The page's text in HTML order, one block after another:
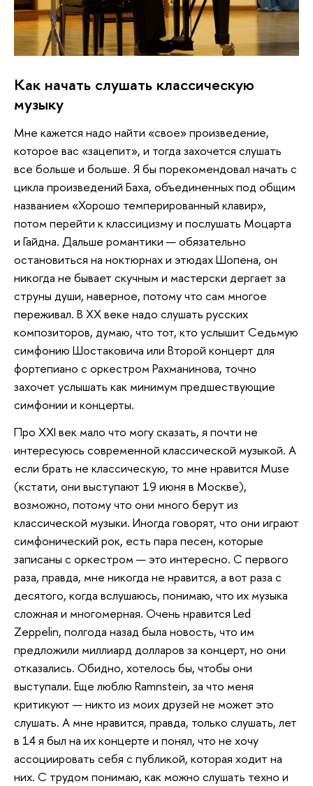
Как начать слушать классическую
музыку
Мне кажется надо найти «свое» произведение,
которое вас «зацепит», и тогда захочется слушать
все больше и больше. Я бы порекомендовал начать с
цикла произведений Баха, объединенных под общим
названием «Хорошо темперированный клавир»,
потом перейти к классицизму и послушать Моцарта
и Гайдна. Дальше романтики — обязательно
остановиться на ноктюрнах и этюдах Шопена, он
никогда не бывает скучным и мастерски дергает за
струны души, наверное, потому что сам многое
переживал. В XX веке надо слушать русских
композиторов, думаю, что тот, кто услышит Седьмую
симфонию Шостаковича или Второй концерт для
фортепиано с оркестром Рахманинова, точно
захочет услышать как минимум предшествующие
симфонии и концерты.
Про XXI век мало что могу сказать, я почти не
интересуюсь современной классической музыкой. А
если брать не классическую, то мне нравится Muse
(кстати, они выступают 19 июня в Москве),
возможно, потому что они много берут из
классической музыки. Иногда говорят, что они играют
симфонический рок, есть пара песен, которые
записаны с оркестром — это интересно. С первого
раза, правда, мне никогда не нравится, а вот раза с
десятого, когда вслушаюсь, понимаю, что их музыка
сложная и многомерная. Очень нравится Led
Zeppelin, полгода назад была новость, что им
предложили миллиард долларов за концерт, но они
отказались. Обидно, хотелось бы, чтобы они
выступали. Еще люблю Ramnstein, за что меня
критикуют — никто из моих друзей не может это
слушать. А мне нравится, правда, только слушать, лет
в 14 я был на их концерте и понял, что не хочу
ассоциировать себя с публикой, которая ходит на
них. С трудом понимаю, как можно слушать техно и